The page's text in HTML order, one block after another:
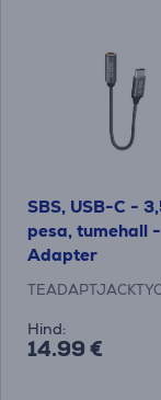
SBS, USB-C -
pesa, tumehall -
Adapter
Hind:
14.99 €